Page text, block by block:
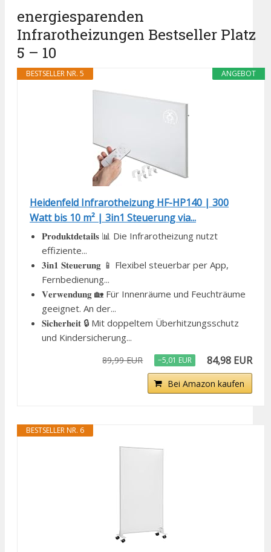
energiesparenden
Infrarotheizungen Bestseller Platz
5 – 10
ANGEBOT
BESTSELLER NR. 5
Heidenfeld Infrarotheizung HF-HP140 | 300
Watt bis 10 m² | 3in1 Steuerung via...
𝐏𝐫𝐨𝐝𝐮𝐤𝐭𝐝𝐞𝐭𝐚𝐢𝐥𝐬 📊 Die Infrarotheizung nutzt
effiziente...
𝟑𝐢𝐧𝟏 𝐒𝐭𝐞𝐮𝐞𝐫𝐮𝐧𝐠 📱 Flexibel steuerbar per App,
Fernbedienung...
𝐕𝐞𝐫𝐰𝐞𝐧𝐝𝐮𝐧𝐠 🏡 Für Innenräume und Feuchträume
geeignet. An der...
𝐒𝐢𝐜𝐡𝐞𝐫𝐡𝐞𝐢𝐭 🔒 Mit doppeltem Überhitzungsschutz
und Kindersicherung...
89,99 EUR −5,01 EUR 84,98 EUR
Bei Amazon kaufen
BESTSELLER NR. 6